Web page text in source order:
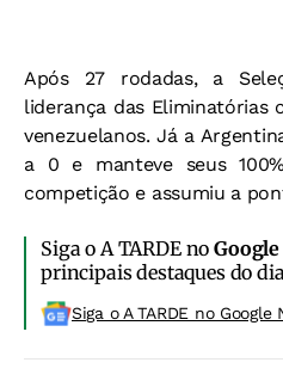
Após 27 rodadas, a
liderança das
venezuelanos. Já a
a 0 e manteve seus
competição e assumiu a
Siga o A TARDE no
principais destaques do
Siga o A TARDE no Google